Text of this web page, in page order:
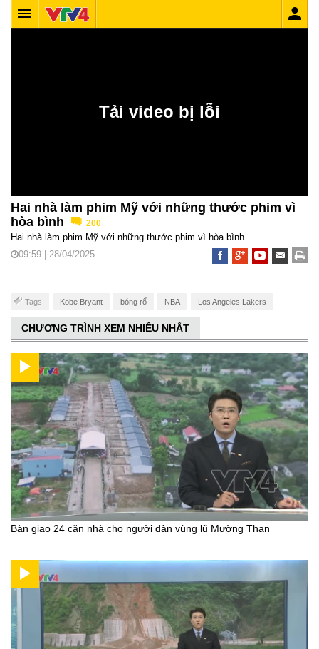
Hai nhà làm phim Mỹ với những thước phim vì
hòa bình
200
Hai nhà làm phim Mỹ với những thước phim vì hòa bình
09:59 | 28/04/2025
Tags Kobe Bryant bóng rổ NBA Los Angeles Lakers
CHƯƠNG TRÌNH XEM NHIỀU NHẤT
Bàn giao 24 căn nhà cho người dân vùng lũ Mường Than